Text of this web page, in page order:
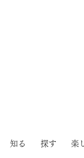
知る 探す 楽